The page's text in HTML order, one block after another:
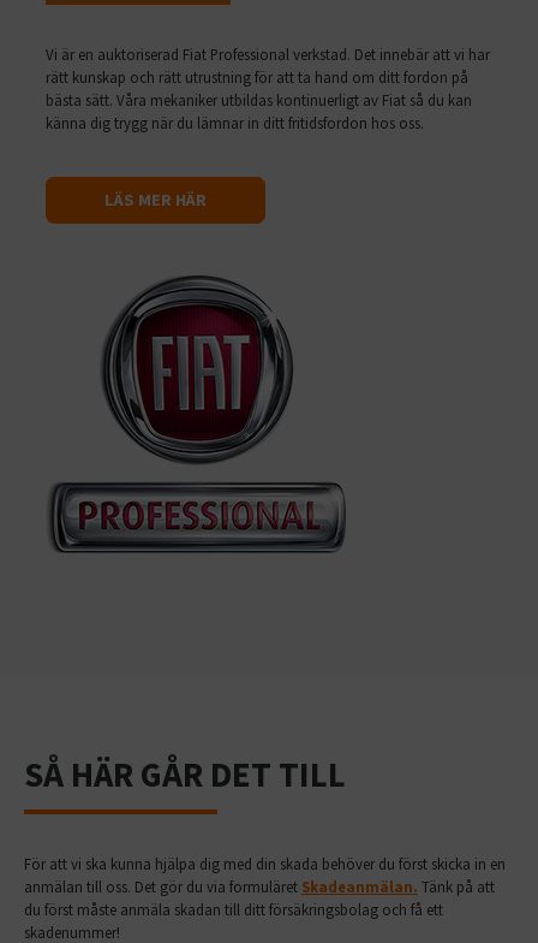
Vi är en auktoriserad Fiat Professional verkstad. Det innebär att vi har
rätt kunskap och rätt utrustning för att ta hand om ditt fordon på
bästa sätt. Våra mekaniker utbildas kontinuerligt av Fiat så du kan
känna dig trygg när du lämnar in ditt fritidsfordon hos oss.
LÄS MER HÄR
SÅ HÄR GÅR DET TILL
För att vi ska kunna hjälpa dig med din skada behöver du först skicka in en
anmälan till oss. Det gör du via formuläret Skadeanmälan. Tänk på att
du först måste anmäla skadan till ditt försäkringsbolag och få ett
skadenummer!